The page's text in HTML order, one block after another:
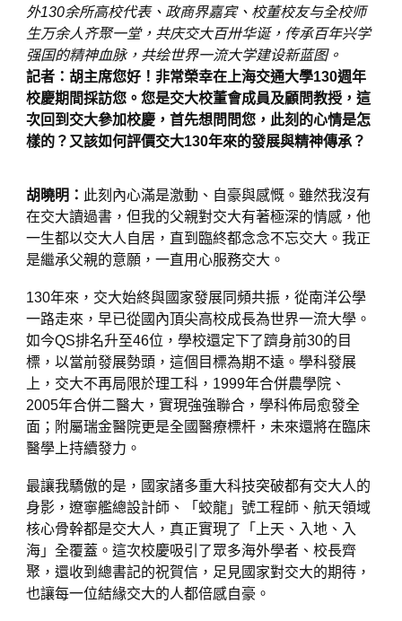
外130余所高校代表、政商界嘉宾、校董校友与全校师
生万余人齐聚一堂，共庆交大百卅华诞，传承百年兴学
强国的精神血脉，共绘世界一流大学建设新蓝图。
記者：胡主席您好！非常榮幸在上海交通大學130週年
校慶期間採訪您。您是交大校董會成員及顧問教授，這
次回到交大參加校慶，首先想問問您，此刻的心情是怎
樣的？又該如何評價交大130年來的發展與精神傳承？
胡曉明： 此刻內心滿是激動、自豪與感慨。雖然我沒有
在交大讀過書，但我的父親對交大有著極深的情感，他
一生都以交大人自居，直到臨終都念念不忘交大。我正
是繼承父親的意願，一直用心服務交大。
130年來，交大始終與國家發展同頻共振，從南洋公學
一路走來，早已從國內頂尖高校成長為世界一流大學。
如今QS排名升至46位，學校還定下了躋身前30的目
標，以當前發展勢頭，這個目標為期不遠。學科發展
上，交大不再局限於理工科，1999年合併農學院、
2005年合併二醫大，實現強強聯合，學科佈局愈發全
面；附屬瑞金醫院更是全國醫療標杆，未來還將在臨床
醫學上持續發力。
最讓我驕傲的是，國家諸多重大科技突破都有交大人的
身影，遼寧艦總設計師、「蛟龍」號工程師、航天領域
核心骨幹都是交大人，真正實現了「上天、入地、入
海」全覆蓋。這次校慶吸引了眾多海外學者、校長齊
聚，還收到總書記的祝賀信，足見國家對交大的期待，
也讓每一位結緣交大的人都倍感自豪。